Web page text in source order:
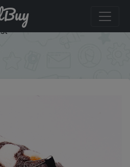
Dot Printing Small Foam Pet
With Zip For Small Animals